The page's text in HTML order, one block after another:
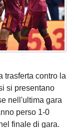
trasferta contro la
si presentano
nell'ultima gara
perso 1-0
finale di gara.